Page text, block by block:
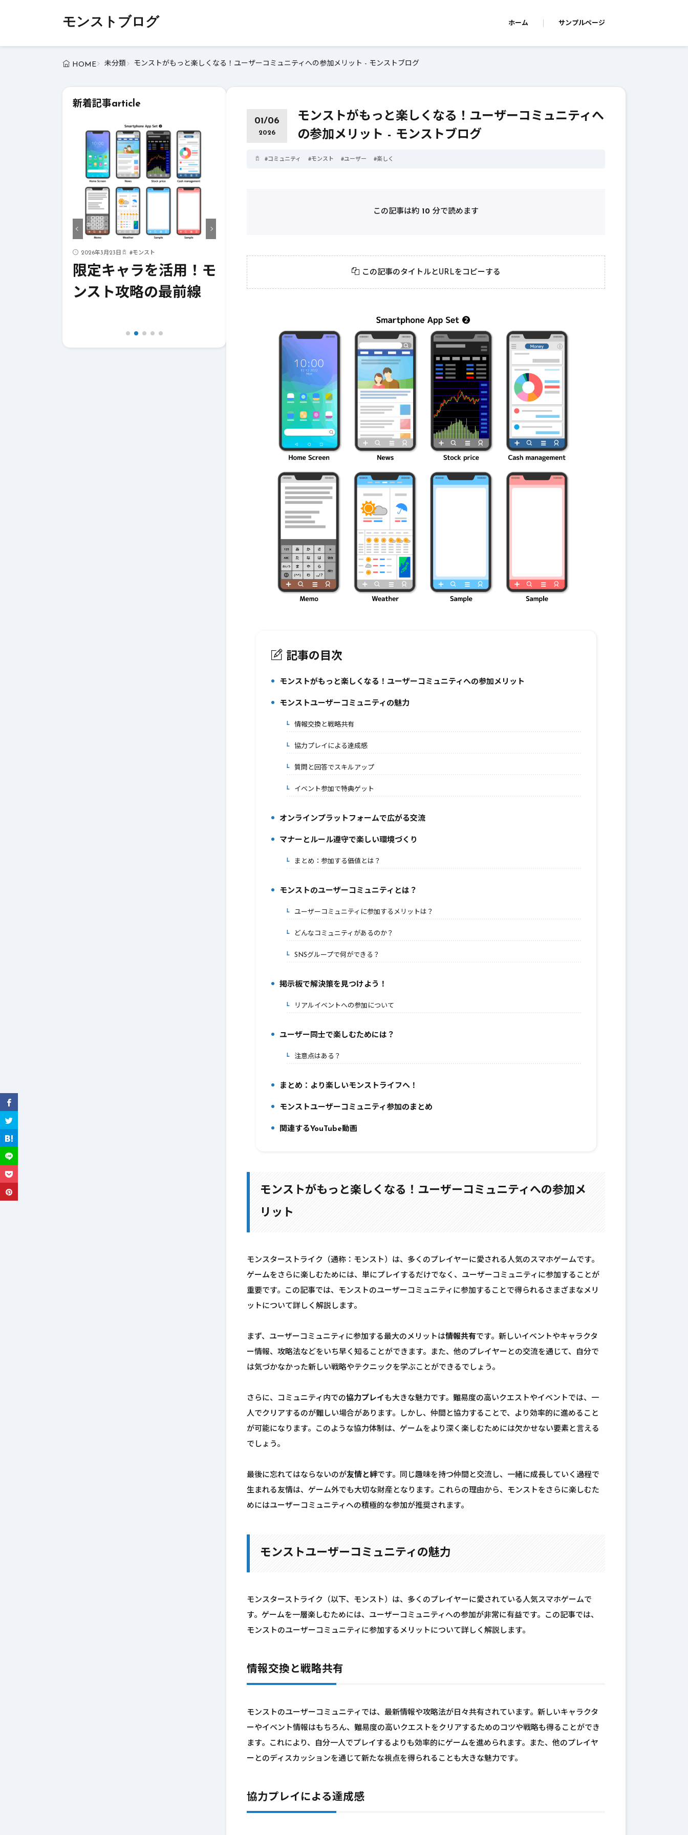
モンストブログ ホーム サンプルページ
HOME 未分類 モンストがもっと楽しくなる！ユーザーコミュニティへの参加メリット - モンストブログ
新着記事article
2026年3月23日 #モンスト
限定キャラを活用！モ
ンスト攻略の最前線
モンスト攻略に役立
つ！おすすめパーティ
絶対に知っておきたい
モンスト攻略テクニッ
ク10選
ガチャ運がアップする
かも？モンストの都市
01/06
2026
モンストがもっと楽しくなる！ユーザーコミュニティへ
の参加メリット - モンストブログ
#コミュニティ #モンスト #ユーザー #楽しく
この記事は約 10 分で読めます
この記事のタイトルとURLをコピーする
記事の目次
モンストがもっと楽しくなる！ユーザーコミュニティへの参加メリット
モンストユーザーコミュニティの魅力
2-1.情報交換と戦略共有
2-2.協力プレイによる達成感
2-3.質問と回答でスキルアップ
2-4.イベント参加で特典ゲット
オンラインプラットフォームで広がる交流
マナーとルール遵守で楽しい環境づくり
4-1.まとめ：参加する価値とは？
モンストのユーザーコミュニティとは？
5-1.ユーザーコミュニティに参加するメリットは？
5-2.どんなコミュニティがあるのか？
5-3.SNSグループで何ができる？
6.
掲示板で解決策を見つけよう！
6-1.リアルイベントへの参加について
7.
ユーザー同士で楽しむためには？
7-1.注意点はある？
8.
まとめ：より楽しいモンストライフへ！
モンストユーザーコミュニティ参加のまとめ
10.
関連するYouTube動画
モンストがもっと楽しくなる！ユーザーコミュニティへの参加メ
リット
モンスターストライク（通称：モンスト）は、多くのプレイヤーに愛される人気のスマホゲームです。
ゲームをさらに楽しむためには、単にプレイするだけでなく、ユーザーコミュニティに参加することが
重要です。この記事では、モンストのユーザーコミュニティに参加することで得られるさまざまなメリ
ットについて詳しく解説します。
まず、ユーザーコミュニティに参加する最大のメリットは情報共有 です。新しいイベントやキャラクタ
ー情報、攻略法などをいち早く知ることができます。また、他のプレイヤーとの交流を通じて、自分で
は気づかなかった新しい戦略やテクニックを学ぶことができるでしょう。
さらに、コミュニティ内での協力プレイ も大きな魅力です。難易度の高いクエストやイベントでは、一
人でクリアするのが難しい場合があります。しかし、仲間と協力することで、より効率的に進めること
が可能になります。このような協力体制は、ゲームをより深く楽しむためには欠かせない要素と言える
でしょう。
最後に忘れてはならないのが友情と絆です。同じ趣味を持つ仲間と交流し、一緒に成長していく過程で
生まれる友情は、ゲーム外でも大切な財産となります。これらの理由から、モンストをさらに楽しむた
めにはユーザーコミュニティへの積極的な参加が推奨されます。
モンストユーザーコミュニティの魅力
モンスターストライク（以下、モンスト）は、多くのプレイヤーに愛されている人気スマホゲームで
す。ゲームを一層楽しむためには、ユーザーコミュニティへの参加が非常に有益です。この記事では、
モンストのユーザーコミュニティに参加するメリットについて詳しく解説します。
情報交換と戦略共有
モンストのユーザーコミュニティでは、最新情報や攻略法が日々共有されています。新しいキャラクタ
ーやイベント情報はもちろん、難易度の高いクエストをクリアするためのコツや戦略も得ることができ
ます。これにより、自分一人でプレイするよりも効率的にゲームを進められます。また、他のプレイヤ
ーとのディスカッションを通じて新たな視点を得られることも大きな魅力です。
協力プレイによる達成感